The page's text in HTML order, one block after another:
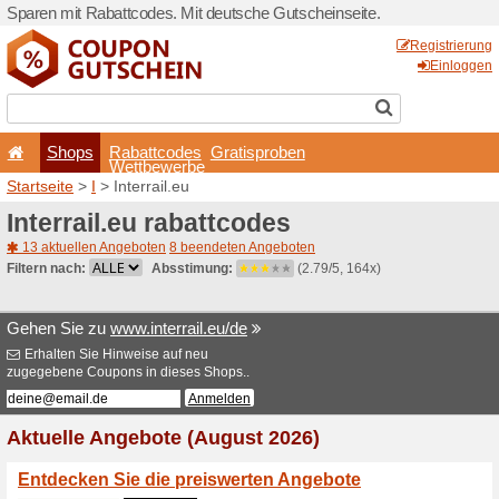
Sparen mit Rabattcodes.
Shops
Startseite>I> Interrail.eu